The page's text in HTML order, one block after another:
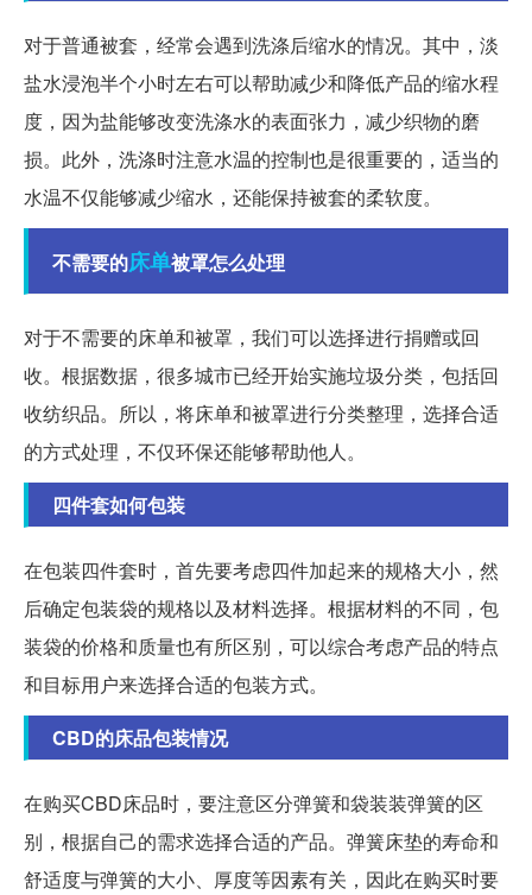
对于普通被套，经常会遇到洗涤后缩水的情况。其中，淡
盐水浸泡半个小时左右可以帮助减少和降低产品的缩水程
度，因为盐能够改变洗涤水的表面张力，减少织物的磨
损。此外，洗涤时注意水温的控制也是很重要的，适当的
水温不仅能够减少缩水，还能保持被套的柔软度。
不需要的床单被罩怎么处理
对于不需要的床单和被罩，我们可以选择进行捐赠或回
收。根据数据，很多城市已经开始实施垃圾分类，包括回
收纺织品。所以，将床单和被罩进行分类整理，选择合适
的方式处理，不仅环保还能够帮助他人。
四件套如何包装
在包装四件套时，首先要考虑四件加起来的规格大小，然
后确定包装袋的规格以及材料选择。根据材料的不同，包
装袋的价格和质量也有所区别，可以综合考虑产品的特点
和目标用户来选择合适的包装方式。
CBD的床品包装情况
在购买CBD床品时，要注意区分弹簧和袋装装弹簧的区
别，根据自己的需求选择合适的产品。弹簧床垫的寿命和
舒适度与弹簧的大小、厚度等因素有关，因此在购买时要